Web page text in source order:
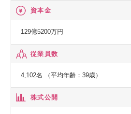
【総務省】
一般第二種電気通信事業者
特定建設業電気工事業・電気通信工事業
資本金
129億5200万円
従業員数
4,102名 （平均年齢：39歳）
株式公開